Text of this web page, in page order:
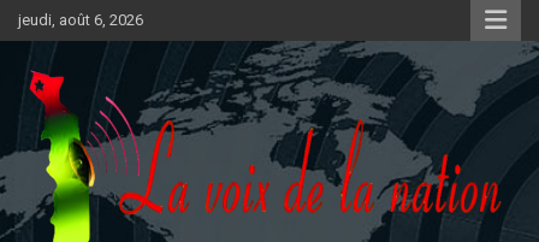
Aller
au
contenu
jeudi, août 6, 2026